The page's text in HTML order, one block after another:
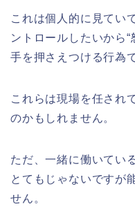
これは個人的に見てい
ントロールしたいから
手を押さえつける行為
これらは現場を任され
のかもしれません。
ただ、一緒に働いてい
とてもじゃないですが
せん。